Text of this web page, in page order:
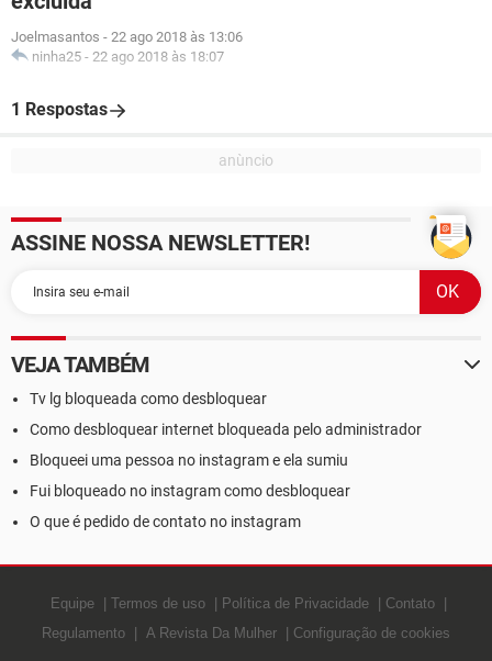
Joelmasantos - 22 ago 2018 às 13:06
ninha25 - 22 ago 2018 às 18:07
1 Respostas
ASSINE NOSSA NEWSLETTER!
VEJA TAMBÉM
Tv lg bloqueada como desbloquear
Como desbloquear internet bloqueada pelo administrador
Bloqueei uma pessoa no instagram e ela sumiu
Fui bloqueado no instagram como desbloquear
O que é pedido de contato no instagram
Equipe Termos de uso Política de Privacidade
Contato
Regulamento
A Revista Da Mulher Configuração de cookies